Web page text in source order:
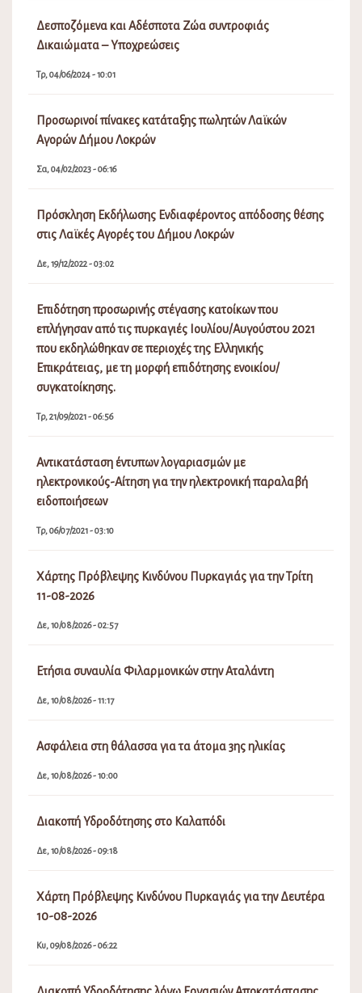
Δεσποζόμενα και Αδέσποτα Ζώα συντροφιάς
Δικαιώματα – Υποχρεώσεις
Τρ, 04/06/2024 - 10:01
Προσωρινοί πίνακες κατάταξης πωλητών Λαϊκών
Αγορών Δήμου Λοκρών
Σα, 04/02/2023 - 06:16
Πρόσκληση Εκδήλωσης Ενδιαφέροντος απόδοσης θέσης
στις Λαϊκές Αγορές του Δήμου Λοκρών
Δε, 19/12/2022 - 03:02
Επιδότηση προσωρινής στέγασης κατοίκων που
επλήγησαν από τις πυρκαγιές Ιουλίου/Αυγούστου 2021
που εκδηλώθηκαν σε περιοχές της Ελληνικής
Επικράτειας, με τη μορφή επιδότησης ενοικίου/
συγκατοίκησης.
Τρ, 21/09/2021 - 06:56
Αντικατάσταση έντυπων λογαριασμών με
ηλεκτρονικούς-Αίτηση για την ηλεκτρονική παραλαβή
ειδοποιήσεων
Τρ, 06/07/2021 - 03:10
Χάρτης Πρόβλεψης Κινδύνου Πυρκαγιάς για την Τρίτη
11-08-2026
Δε, 10/08/2026 - 02:57
Ετήσια συναυλία Φιλαρμονικών στην Αταλάντη
Δε, 10/08/2026 - 11:17
Ασφάλεια στη θάλασσα για τα άτομα 3ης ηλικίας
Δε, 10/08/2026 - 10:00
Διακοπή Υδροδότησης στο Καλαπόδι
Δε, 10/08/2026 - 09:18
Χάρτη Πρόβλεψης Κινδύνου Πυρκαγιάς για την Δευτέρα
10-08-2026
Κυ, 09/08/2026 - 06:22